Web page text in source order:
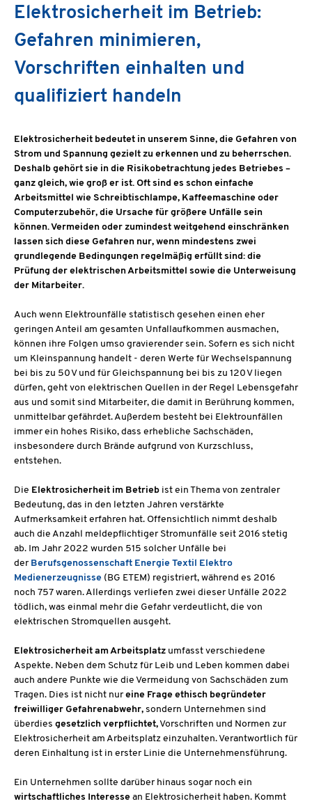
Elektrosicherheit im Betrieb:
Gefahren minimieren,
Vorschriften einhalten und
qualifiziert handeln
Elektrosicherheit bedeutet in unserem Sinne, die Gefahren von
Strom und Spannung gezielt zu erkennen und zu beherrschen.
Deshalb gehört sie in die Risikobetrachtung jedes Betriebes –
ganz gleich, wie groß er ist. Oft sind es schon einfache
Arbeitsmittel wie Schreibtischlampe, Kaffeemaschine oder
Computerzubehör, die Ursache für größere Unfälle sein
können. Vermeiden oder zumindest weitgehend einschränken
lassen sich diese Gefahren nur, wenn mindestens zwei
grundlegende Bedingungen regelmäßig erfüllt sind: die
Prüfung der elektrischen Arbeitsmittel sowie die Unterweisung
der Mitarbeiter.
Auch wenn Elektrounfälle statistisch gesehen einen eher
geringen Anteil am gesamten Unfallaufkommen ausmachen,
können ihre Folgen umso gravierender sein. Sofern es sich nicht
um Kleinspannung handelt - deren Werte für Wechselspannung
bei bis zu 50 V und für Gleichspannung bei bis zu 120 V liegen
dürfen, geht von elektrischen Quellen in der Regel Lebensgefahr
aus und somit sind Mitarbeiter, die damit in Berührung kommen,
unmittelbar gefährdet. Außerdem besteht bei Elektrounfällen
immer ein hohes Risiko, dass erhebliche Sachschäden,
insbesondere durch Brände aufgrund von Kurzschluss,
entstehen.
Die Elektrosicherheit im Betrieb ist ein Thema von zentraler
Bedeutung, das in den letzten Jahren verstärkte
Aufmerksamkeit erfahren hat. Offensichtlich nimmt deshalb
auch die Anzahl meldepflichtiger Stromunfälle seit 2016 stetig
ab. Im Jahr 2022 wurden 515 solcher Unfälle bei
der Berufsgenossenschaft Energie Textil Elektro
Medienerzeugnisse (BG ETEM) registriert, während es 2016
noch 757 waren. Allerdings verliefen zwei dieser Unfälle 2022
tödlich, was einmal mehr die Gefahr verdeutlicht, die von
elektrischen Stromquellen ausgeht.
Elektrosicherheit am Arbeitsplatz umfasst verschiedene
Aspekte. Neben dem Schutz für Leib und Leben kommen dabei
auch andere Punkte wie die Vermeidung von Sachschäden zum
Tragen. Dies ist nicht nureine Frage ethisch begründeter
freiwilliger Gefahrenabwehr, sondern Unternehmen sind
überdies gesetzlich verpflichtet,Vorschriften und Normen zur
Elektrosicherheit am Arbeitsplatz einzuhalten. Verantwortlich für
deren Einhaltung ist in erster Linie die Unternehmensführung.
Ein Unternehmen sollte darüber hinaus sogar noch ein
wirtschaftliches Interesse an Elektrosicherheit haben. Kommt